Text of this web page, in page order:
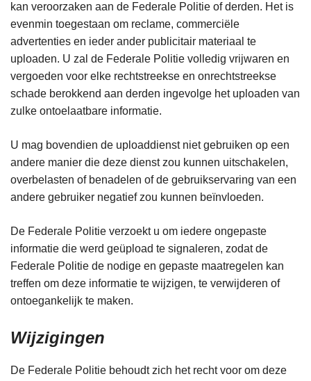
kan veroorzaken aan de Federale Politie of derden. Het is
evenmin toegestaan om reclame, commerciële
advertenties en ieder ander publicitair materiaal te
uploaden. U zal de Federale Politie volledig vrijwaren en
vergoeden voor elke rechtstreekse en onrechtstreekse
schade berokkend aan derden ingevolge het uploaden van
zulke ontoelaatbare informatie.
U mag bovendien de uploaddienst niet gebruiken op een
andere manier die deze dienst zou kunnen uitschakelen,
overbelasten of benadelen of de gebruikservaring van een
andere gebruiker negatief zou kunnen beïnvloeden.
De Federale Politie verzoekt u om iedere ongepaste
informatie die werd geüpload te signaleren, zodat de
Federale Politie de nodige en gepaste maatregelen kan
treffen om deze informatie te wijzigen, te verwijderen of
ontoegankelijk te maken.
Wijzigingen
De Federale Politie behoudt zich het recht voor om deze